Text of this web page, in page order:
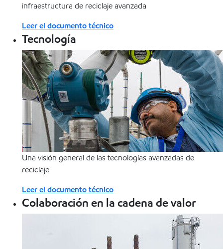
infraestructura de reciclaje avanzada
Leer el documento técnico
Tecnología
Una visión general de las tecnologías avanzadas de
reciclaje
Leer el documento técnico
Colaboración en la cadena de valor